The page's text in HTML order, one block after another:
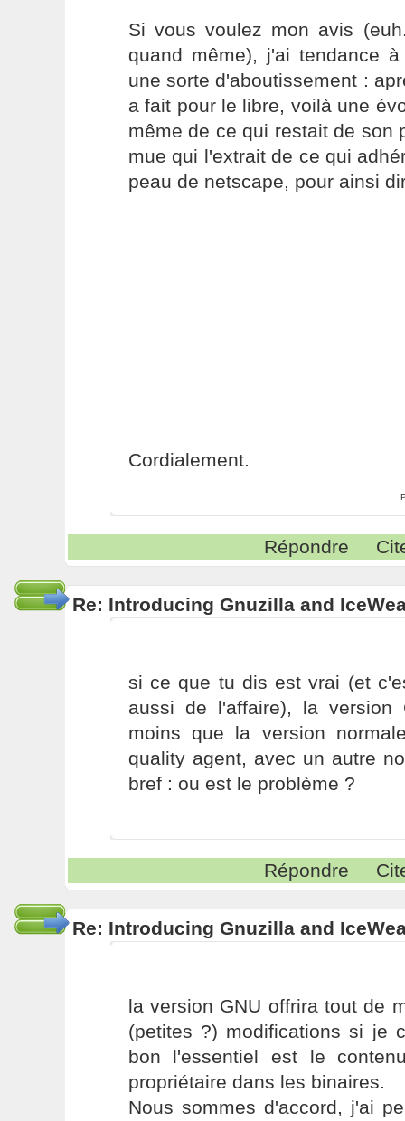
Si vous voulez mon avis
quand même), j'ai tendance
une sorte d'aboutissement :
a fait pour le libre, voilà une
même de ce qui restait de son
mue qui l'extrait de ce qui
peau de netscape, pour ainsi
Cordialement.
Répondre
Re: Introducing Gnuzilla and
si ce que tu dis est vrai (et
aussi de l'affaire), la
moins que la version
quality agent, avec un autre
bref : ou est le problème ?
Répondre
Re: Introducing Gnuzilla and
la version GNU offrira tout de
(petites ?) modifications si je
bon l'essentiel est le
propriétaire dans les binaires.
Nous sommes d'accord, j'ai